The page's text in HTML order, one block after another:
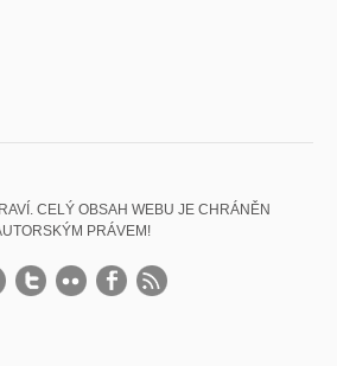
CELÝ OBSAH WEBU JE CHRÁNĚN
PRÁVEM!